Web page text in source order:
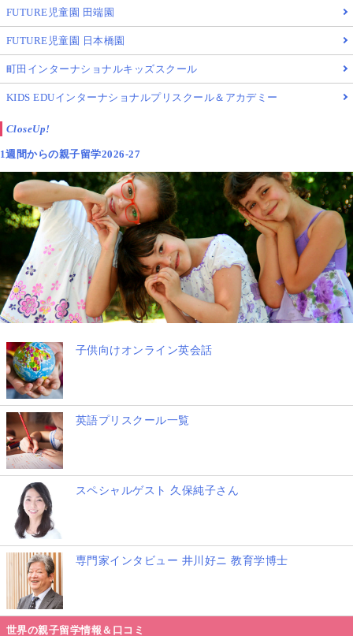
FUTURE児童園 田端園
FUTURE児童園 日本橋園
町田インターナショナルキッズスクール
KIDS EDUインターナショナルプリスクール＆アカデミー
CloseUp!
1週間からの親子留学2026-27
子供向けオンライン英会話
英語プリスクール一覧
スペシャルゲスト 久保純子さん
専門家インタビュー 井川好ニ 教育学博士
世界の親子留学情報＆口コミ